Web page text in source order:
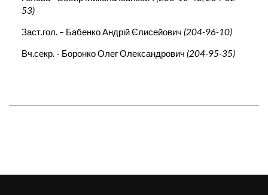
53)
Заст.гол. – Бабенко Андрій Єлисейович (204-96-10)
Вч.секр. - Боронко Олег Олександрович (204-95-35)